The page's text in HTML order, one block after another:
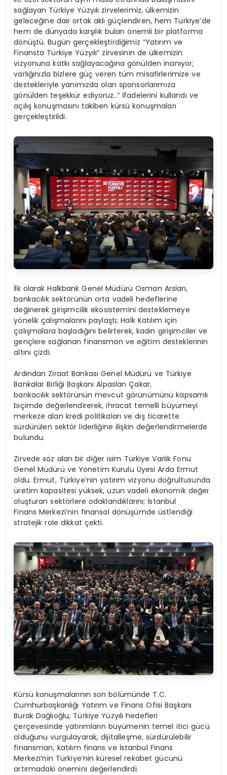
sağlayan Türkiye Yüzyılı zirvelerimiz, ülkemizin
geleceğine dair ortak aklı güçlendiren, hem Türkiye’de
hem de dünyada karşılık bulan önemli bir platforma
dönüştü. Bugün gerçekleştirdiğimiz “Yatırım ve
Finansta Türkiye Yüzyılı” zirvesinin de ülkemizin
vizyonuna katkı sağlayacağına gönülden inanıyor;
varlığınızla bizlere güç veren tüm misafirlerimize ve
destekleriyle yanımızda olan sponsorlarımıza
gönülden teşekkür ediyoruz..” İfadelerini kullandı ve
açılış konuşmasını takiben kürsü konuşmaları
gerçekleştirildi.
İlk olarak Halkbank Genel Müdürü Osman Arslan,
bankacılık sektörünün orta vadeli hedeflerine
değinerek girişimcilik ekosistemini desteklemeye
yönelik çalışmalarını paylaştı; Halk Katılım için
çalışmalara başladığını belirterek, kadın girişimciler ve
gençlere sağlanan finansman ve eğitim desteklerinin
altını çizdi.
Ardından Ziraat Bankası Genel Müdürü ve Türkiye
Bankalar Birliği Başkanı Alpaslan Çakar,
bankacılık sektörünün mevcut görünümünü kapsamlı
biçimde değerlendirerek, ihracat temelli büyümeyi
merkeze alan kredi politikaları ve dış ticarette
sürdürülen sektör liderliğine ilişkin değerlendirmelerde
bulundu.
Zirvede söz alan bir diğer isim Türkiye Varlık Fonu
Genel Müdürü ve Yönetim Kurulu Üyesi Arda Ermut
oldu. Ermut, Türkiye’nin yatırım vizyonu doğrultusunda
üretim kapasitesi yüksek, uzun vadeli ekonomik değer
oluşturan sektörlere odaklandıklarını; İstanbul
Finans Merkezi’nin finansal dönüşümde üstlendiği
stratejik role dikkat çekti.
Kürsü konuşmalarının son bölümünde T.C.
Cumhurbaşkanlığı Yatırım ve Finans Ofisi Başkanı
Burak Dağlıoğlu, Türkiye Yüzyılı hedefleri
çerçevesinde yatırımların büyümenin temel itici gücü
olduğunu vurgulayarak, dijitalleşme, sürdürülebilir
finansman, katılım finans ve İstanbul Finans
Merkezi’nin Türkiye’nin küresel rekabet gücünü
artırmadaki önemini değerlendirdi.